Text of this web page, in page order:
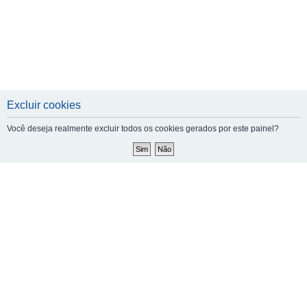
Excluir cookies
Você deseja realmente excluir todos os cookies gerados por este painel?